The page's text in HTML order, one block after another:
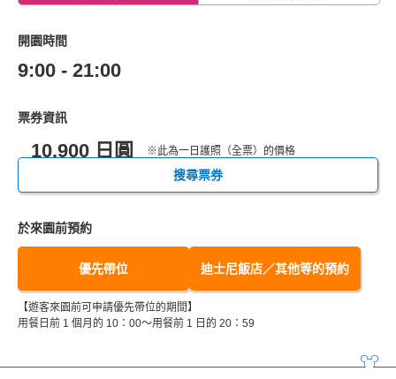
開園時間
9:00 - 21:00
票券資訊
10,900 日圓 ※此為一日護照（全票）的價格
搜尋票券
於來園前預約
優先帶位 迪士尼飯店／其他等的預約
【遊客來園前可申請優先帶位的期間】
用餐日前 1 個月的 10：00～用餐前 1 日的 20：59